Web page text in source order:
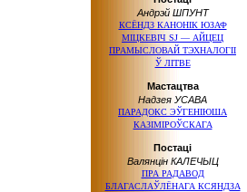
Андрэй ШПУНТ
КСЁНДЗ КАНОНІК ЮЗАФ
МІЦКЕВІЧ SJ — АЙЦЕЦ
ПРАМЫСЛОВАЙ ТЭХНАЛОГІІ
Ў ЛІТВЕ
Мастацтва
Надзея УСАВА
ПАРАДОКС ЭЎГЕНІЮША
КАЗІМІРОЎСКАГА
Постаці
Валянцін КАЛЕЧЫЦ
ПРА РАДАВОД
БЛАГАСЛАЎЛЁНАГА КСЯНДЗА